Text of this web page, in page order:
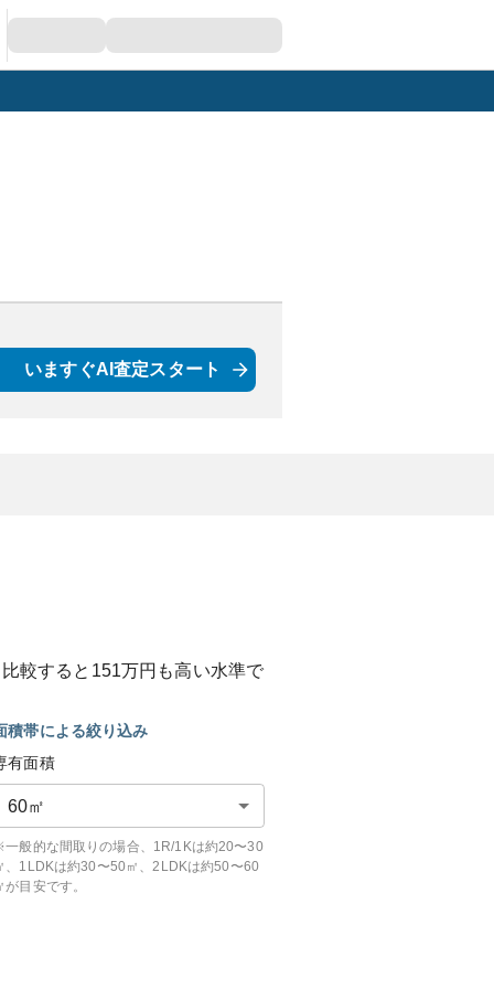
いますぐAI査定スタート
較すると 151万円も高い水準で
積帯による絞り込み
有面積
60㎡
般的な間取りの場合、1R/1Kは約20〜30
、1LDKは約30〜50㎡、2LDKは約50〜60
が目安です。